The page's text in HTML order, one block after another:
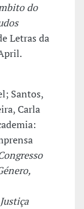
do
Letras da
Santos,
Carla